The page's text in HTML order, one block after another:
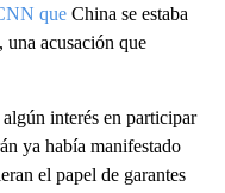
que China se estaba
una acusación que
interés en participar
ya había manifestado
el papel de garantes